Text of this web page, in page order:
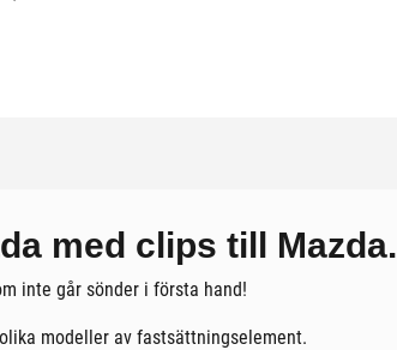
med clips till Mazda.
inte går sönder i första hand!
modeller av fastsättningselement.